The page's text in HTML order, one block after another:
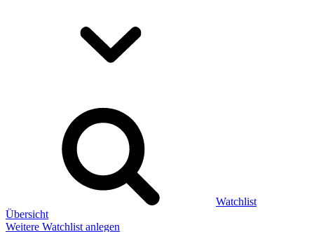
Watchlist
Übersicht
Weitere Watchlist anlegen